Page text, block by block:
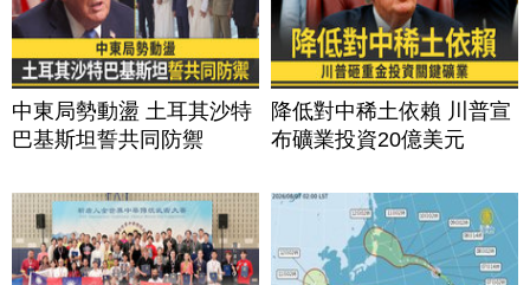
中東局勢動盪 土耳其沙特
巴基斯坦誓共同防禦
降低對中稀土依賴 川普宣
布礦業投資20億美元